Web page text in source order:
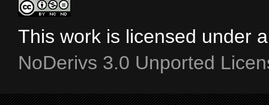
This work is licensed under
NoDerivs 3.0 Unported